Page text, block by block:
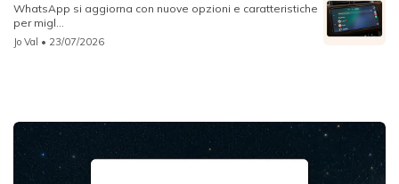
WhatsApp si aggiorna con nuove opzioni e caratteristiche
per migl...
Jo Val • 23/07/2026